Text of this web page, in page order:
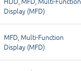
Display (MFD)
MFD, Multi-Function
Display (MFD)